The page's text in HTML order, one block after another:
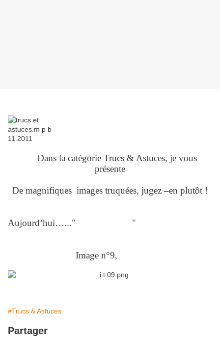
Dans la catégorie Trucs & Astuces, je vous
présente
De magnifiques images truquées, jugez –en plutôt !
Aujourd’hui…..." "
Image n°9,
#Trucs & Astuces
Partager